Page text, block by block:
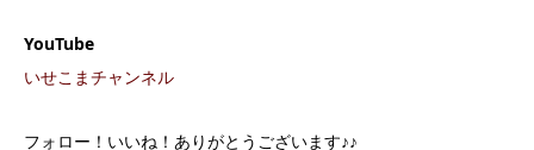
YouTube
いせこまチャンネル
フォロー！いいね！ありがとうございます♪♪